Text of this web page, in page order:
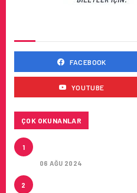
FACEBOOK
YOUTUBE
ÇOK OKUNANLAR
1
06 AĞU 2024
2